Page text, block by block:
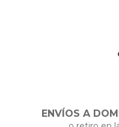
ENVÍOS A